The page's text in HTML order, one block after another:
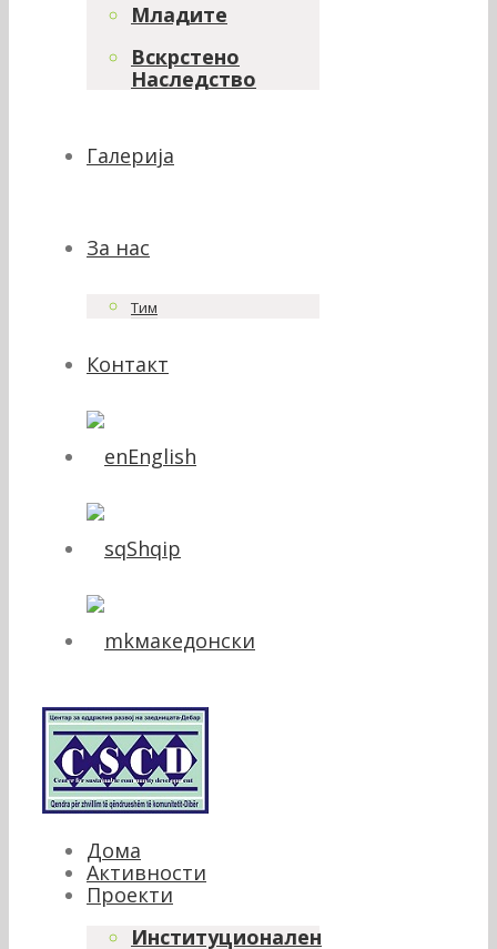
Младите
Вскрстено
Наследство
Галерија
За нас
Тим
Контакт
English
Shqip
македонски
Дома
Активности
Проекти
Институционален